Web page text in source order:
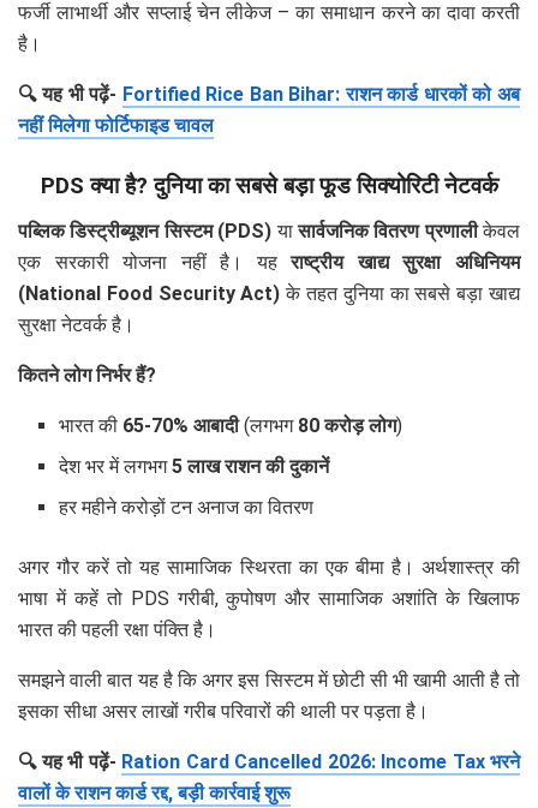
फर्जी लाभार्थी और सप्लाई चेन लीकेज – का समाधान करने का दावा करती
है।
🔍 यह भी पढ़ें- Fortified Rice Ban Bihar: राशन कार्ड धारकों को अब
नहीं मिलेगा फोर्टिफाइड चावल
PDS क्या है? दुनिया का सबसे बड़ा फूड सिक्योरिटी नेटवर्क
पब्लिक डिस्ट्रीब्यूशन सिस्टम (PDS) यासार्वजनिक वितरण प्रणालीकेवल
एक सरकारी योजना नहीं है। यहराष्ट्रीय खाद्य सुरक्षा अधिनियम
(National Food Security Act) के तहत दुनिया का सबसे बड़ा खाद्य
सुरक्षा नेटवर्क है।
कितने लोग निर्भर हैं?
भारत की 65-70% आबादी(लगभग 80 करोड़ लोग)
देश भर में लगभग5 लाख राशन की दुकानें
हर महीने करोड़ों टन अनाज का वितरण
अगर गौर करें तो यह सामाजिक स्थिरता का एक बीमा है। अर्थशास्त्र की
भाषा में कहें तो PDS गरीबी, कुपोषण और सामाजिक अशांति के खिलाफ
भारत की पहली रक्षा पंक्ति है।
समझने वाली बात यह है कि अगर इस सिस्टम में छोटी सी भी खामी आती है तो
इसका सीधा असर लाखों गरीब परिवारों की थाली पर पड़ता है।
🔍 यह भी पढ़ें- Ration Card Cancelled 2026: Income Tax भरने
वालों के राशन कार्ड रद्द, बड़ी कार्रवाई शुरू